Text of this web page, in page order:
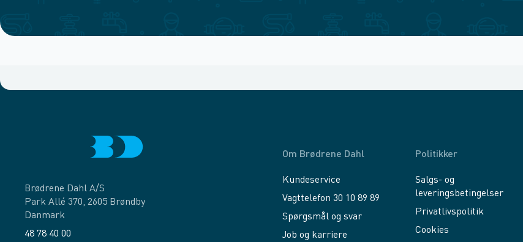
Brødrene Dahl A/S
Park Allé 370, 2605 Brøndby
Danmark
48 78 40 00
Om Brødrene Dahl
Kundeservice
Vagttelefon 30 10 89 89
Spørgsmål og svar
Job og karriere
Politikker
Salgs- og
leveringsbetingelser
Privatlivspolitik
Cookies